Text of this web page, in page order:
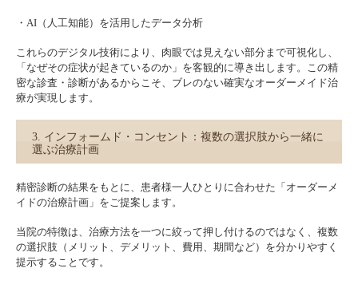
・AI（人工知能）を活用したデータ分析
これらのデジタル技術により、肉眼では見えない部分まで可視化し、
「なぜその症状が起きているのか」を客観的に導き出します。この精
密な診査・診断があるからこそ、ブレのない確実なオーダーメイド治
療が実現します。
3. インフォームド・コンセント：複数の選択肢から一緒に
選ぶ治療計画
精密診断の結果をもとに、患者様一人ひとりに合わせた「オーダーメ
イドの治療計画」をご提案します。
当院の特徴は、治療方法を一つに絞って押し付けるのではなく、複数
の選択肢（メリット、デメリット、費用、期間など）を分かりやすく
提示することです。